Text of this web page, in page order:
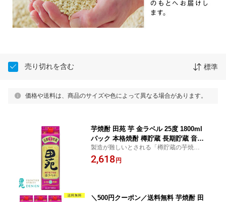
売り切れを含む 標準
価格や送料は、商品のサイズや色によって異なる場合があります。
芋焼酎 田苑 芋 金ラベル 25度 1800ml
パック 本格焼酎 樽貯蔵 長期貯蔵 音楽
仕込み いも焼酎〈焼酎7451〉
製造が難しいとされる「樽貯蔵の芋焼
酎」。品質にこだわる田苑が長い試行錯誤
を重ねて生み出した芋の金ラベル。パック
2,618円
＼500円クーポン／送料無料 芋焼酎 田